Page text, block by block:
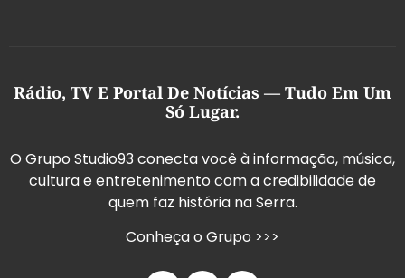
Rádio, TV E Portal De Notícias — Tudo Em Um
Só Lugar.
O Grupo Studio93 conecta você à informação, música,
cultura e entretenimento com a credibilidade de
quem faz história na Serra.
Conheça o Grupo >>>